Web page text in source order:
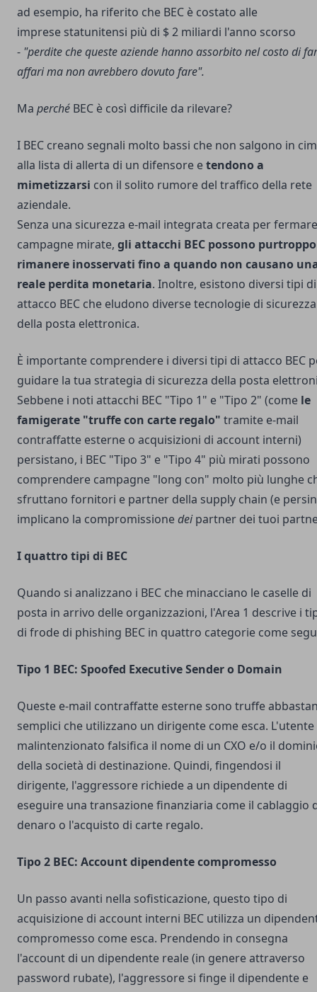
ad esempio, ha riferito che BEC è costato alle
imprese statunitensi più di $ 2 miliardi l'anno scorso
- "perdite che queste aziende hanno assorbito nel costo di
affari ma non avrebbero dovuto fare".
Ma perché BEC è così difficile da rilevare?
I BEC creano segnali molto bassi che non salgono in
alla lista di allerta di un difensore etendono a
mimetizzarsi con il solito rumore del traffico della rete
aziendale.
Senza una sicurezza e-mail integrata creata per
campagne mirate, gli attacchi BEC possono purtroppo
rimanere inosservati fino a quando non causano
reale perdita monetaria. Inoltre, esistono diversi tipi di
attacco BEC che eludono diverse tecnologie di sicurezza
della posta elettronica.
È importante comprendere i diversi tipi di attacco BEC
guidare la tua strategia di sicurezza della posta
Sebbene i noti attacchi BEC "Tipo 1" e "Tipo 2" (come le
famigerate "truffe con carte regalo" tramite e-mail
contraffatte esterne o acquisizioni di account interni)
persistano, i BEC "Tipo 3" e "Tipo 4" più mirati possono
comprendere campagne "long con" molto più lunghe
sfruttano fornitori e partner della supply chain (e
implicano la compromissionedeipartner dei tuoi
I quattro tipi di BEC
Quando si analizzano i BEC che minacciano le caselle di
posta in arrivo delle organizzazioni, l'Area 1 descrive i
di frode di phishing BEC in quattro categorie come
Tipo 1 BEC: Spoofed Executive Sender o Domain
Queste e-mail contraffatte esterne sono truffe
semplici che utilizzano un dirigente come esca. L'utente
malintenzionato falsifica il nome di un CXO e/o il
della società di destinazione. Quindi, fingendosi il
dirigente, l'aggressore richiede a un dipendente di
eseguire una transazione finanziaria come il cablaggio
denaro o l'acquisto di carte regalo.
Tipo 2 BEC: Account dipendente compromesso
Un passo avanti nella sofisticazione, questo tipo di
acquisizione di account interni BEC utilizza un
compromesso come esca. Prendendo in consegna
l'account di un dipendente reale (in genere attraverso
password rubate), l'aggressore si finge il dipendente e